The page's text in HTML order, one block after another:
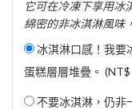
它可在冷凍下享用冰
綿密的非冰淇淋風味
冰淇淋口感！我要
蛋糕層層堆疊。
不要冰淇淋，仍非